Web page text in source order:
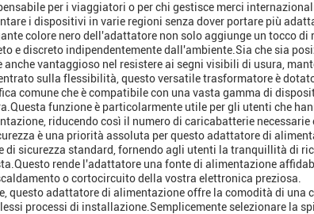
per i viaggiatori o per chi gestisce merci
i dispositivi in varie regioni senza dover portare più
colore nero dell'adattatore non solo aggiunge un tocco
e discreto indipendentemente dall'ambiente.Sia che sia
anche vantaggioso nel resistere ai segni visibili di usura,
sulla flessibilità, questo versatile trasformatore è
comune che è compatibile con una vasta gamma di
funzione è particolarmente utile per gli utenti che
riducendo così il numero di caricabatterie
è una priorità assoluta per questo adattatore di
di sicurezza standard, fornendo agli utenti la tranquillità di
rende l'adattatore una fonte di alimentazione
o cortocircuito della vostra elettronica preziosa.
questo adattatore di alimentazione offre la comodità di
processi di installazione.Semplicemente selezionare la